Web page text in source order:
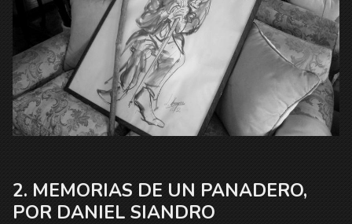
MEMORIAS DE UN PANADERO,
POR DANIEL SIANDRO